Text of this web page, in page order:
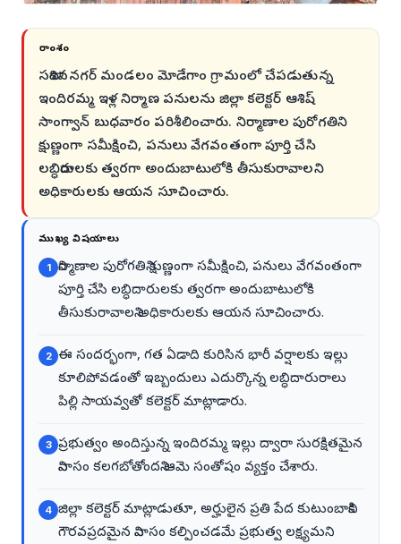
సారాంశం
సదాశివనగర్ మండలం మోడేగాం గ్రామంలో చేపడుతున్న
ఇందిరమ్మ ఇళ్ల నిర్మాణ పనులను జిల్లా కలెక్టర్ ఆశిష్
సాంగ్వాన్ బుధవారం పరిశీలించారు. నిర్మాణాల పురోగతిని
క్షుణ్ణంగా సమీక్షించి, పనులు వేగవంతంగా పూర్తి చేసి
లబ్ధిదారులకు త్వరగా అందుబాటులోకి తీసుకురావాలని
అధికారులకు ఆయన సూచించారు.
ముఖ్య విషయాలు
1
నిర్మాణాల పురోగతిని క్షుణ్ణంగా సమీక్షించి, పనులు వేగవంతంగా
పూర్తి చేసి లబ్ధిదారులకు త్వరగా అందుబాటులోకి
తీసుకురావాలని అధికారులకు ఆయన సూచించారు.
2 ఈ సందర్భంగా, గత ఏడాది కురిసిన భారీ వర్షాలకు ఇల్లు
కూలిపోవడంతో ఇబ్బందులు ఎదుర్కొన్న లబ్ధిదారురాలు
పిల్లి సాయవ్వతో కలెక్టర్ మాట్లాడారు.
3 ప్రభుత్వం అందిస్తున్న ఇందిరమ్మ ఇల్లు ద్వారా సురక్షితమైన
నివాసం కలగబోతోందని ఆమె సంతోషం వ్యక్తం చేశారు.
4 జిల్లా కలెక్టర్ మాట్లాడుతూ, అర్హులైన ప్రతి పేద కుటుంబానికి
గౌరవప్రదమైన నివాసం కల్పించడమే ప్రభుత్వ లక్ష్యమని